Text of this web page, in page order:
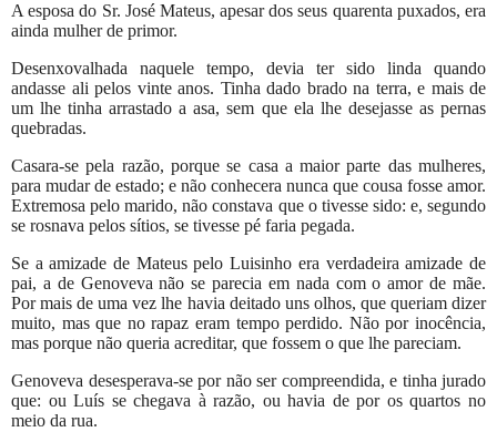
A esposa do Sr. José Mateus, apesar dos seus quarenta puxados, era
ainda mulher de primor.
Desenxovalhada naquele tempo, devia ter sido linda quando
andasse ali pelos vinte anos. Tinha dado brado na terra, e mais de
um lhe tinha arrastado a asa, sem que ela lhe desejasse as pernas
quebradas.
Casara-se pela razão, porque se casa a maior parte das mulheres,
para mudar de estado; e não conhecera nunca que cousa fosse amor.
Extremosa pelo marido, não constava que o tivesse sido: e, segundo
se rosnava pelos sítios, se tivesse pé faria pegada.
Se a amizade de Mateus pelo Luisinho era verdadeira amizade de
pai, a de Genoveva não se parecia em nada com o amor de mãe.
Por mais de uma vez lhe havia deitado uns olhos, que queriam dizer
muito, mas que no rapaz eram tempo perdido. Não por inocência,
mas porque não queria acreditar, que fossem o que lhe pareciam.
Genoveva desesperava-se por não ser compreendida, e tinha jurado
que: ou Luís se chegava à razão, ou havia de por os quartos no
meio da rua.